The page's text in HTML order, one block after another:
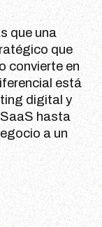
que una
que
convierte en
está
digital y
hasta
a un